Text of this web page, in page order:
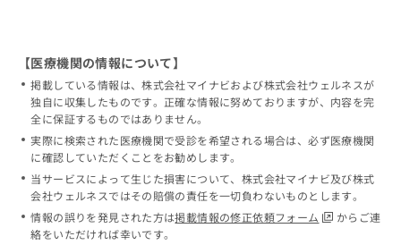
【医療機関の情報について】
掲載している情報は、株式会社マイナビおよび株式会社ウェルネスが
独自に収集したものです。正確な情報に努めておりますが、内容を完
全に保証するものではありません。
実際に検索された医療機関で受診を希望される場合は、必ず医療機関
に確認していただくことをお勧めします。
当サービスによって生じた損害について、株式会社マイナビ及び株式
会社ウェルネスではその賠償の責任を一切負わないものとします。
情報の誤りを発見された方は掲載情報の修正依頼フォーム
からご連
絡をいただければ幸いです。